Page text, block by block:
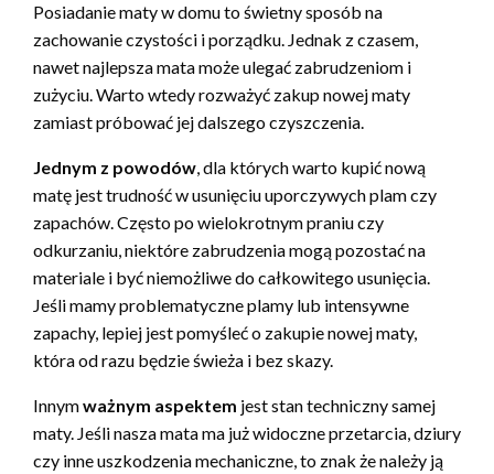
Posiadanie maty w domu to świetny sposób na
zachowanie czystości i porządku. Jednak z czasem,
nawet najlepsza mata może ulegać zabrudzeniom i
zużyciu. Warto wtedy rozważyć zakup nowej maty
zamiast próbować jej dalszego czyszczenia.
Jednym z powodów, dla których warto kupić nową
matę jest trudność w usunięciu uporczywych plam czy
zapachów. Często po wielokrotnym praniu czy
odkurzaniu, niektóre zabrudzenia mogą pozostać na
materiale i być niemożliwe do całkowitego usunięcia.
Jeśli mamy problematyczne plamy lub intensywne
zapachy, lepiej jest pomyśleć o zakupie nowej maty,
która od razu będzie świeża i bez skazy.
Innymważnym aspektem jest stan techniczny samej
maty. Jeśli nasza mata ma już widoczne przetarcia, dziury
czy inne uszkodzenia mechaniczne, to znak że należy ją